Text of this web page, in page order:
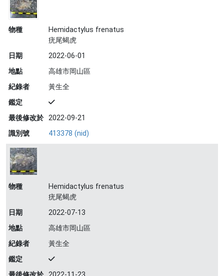
物種
Hemidactylus frenatus
疣尾蝎虎
日期
2022-06-01
地點
高雄市岡山區
紀錄者
黃生全
鑑定
最後修改於 2022-09-21
識別號
413378 (nid)
物種
Hemidactylus frenatus
疣尾蝎虎
日期
2022-07-13
地點
高雄市岡山區
紀錄者
黃生全
鑑定